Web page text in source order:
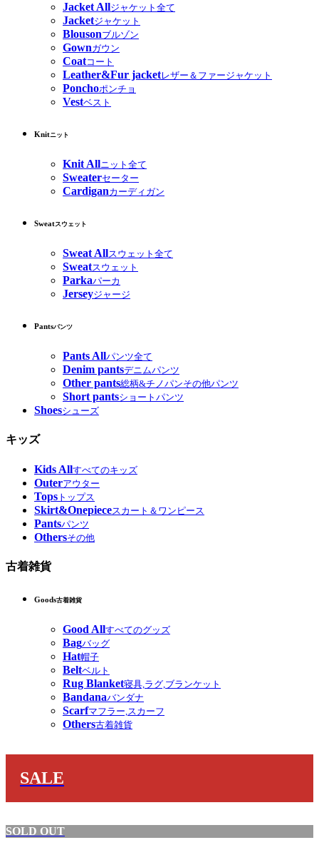
Jacket Allジャケット全て
Jacketジャケット
Blousonブルゾン
Gownガウン
Coatコート
Leather&Fur jacketレザー＆ファージャケット
Ponchoポンチョ
Vestベスト
Knitニット
Knit Allニット全て
Sweaterセーター
Cardiganカーディガン
Sweatスウェット
Sweat Allスウェット全て
Sweatスウェット
Parkaパーカ
Jerseyジャージ
Pantsパンツ
Pants Allパンツ全て
Denim pantsデニムパンツ
Other pants総柄&チノパンその他パンツ
Short pantsショートパンツ
Shoesシューズ
キッズ
Kids Allすべてのキッズ
Outerアウター
Tops トップス
Skirt&Onepieceスカート＆ワンピース
Pantsパンツ
Othersその他
古着雑貨
Goods古着雑貨
Good Allすべてのグッズ
Bagバッグ
Hat帽子
Beltベルト
Rug Blanket寝具,ラグ,ブランケット
Bandanaバンダナ
Scarfマフラー,スカーフ
Others古着雑貨
SALE
SOLD OUT